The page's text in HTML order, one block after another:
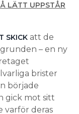
LÄTT UPPSTÅR
SKICK att de
– en ny
brister
började
gick mot sitt
varför deras